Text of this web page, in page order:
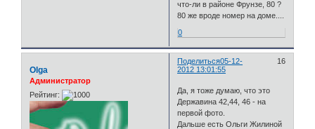
что-ли в районе Фрунзе, 80 ?
80 же вроде номер на доме....
0
Поделиться 16
05-12-
2012 13:01:55
Olga
Администратор
Рейтинг:
Да, я тоже думаю, что это
Державина 42,44, 46 - на
первой фото.
Дальше есть Ольги Жилиной